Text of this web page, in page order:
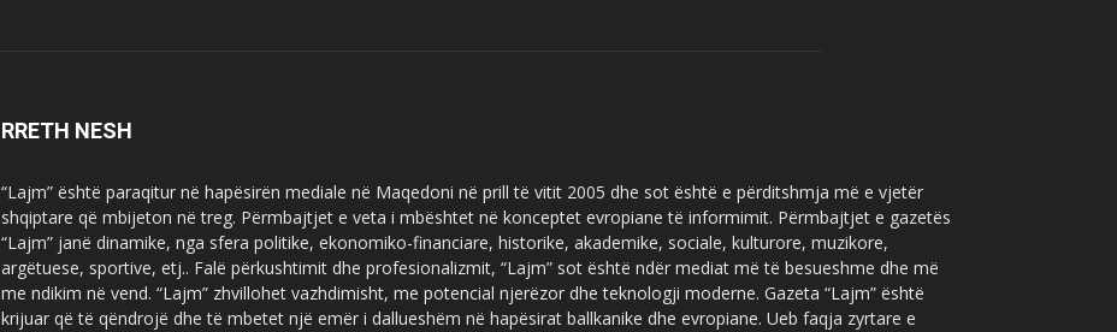
RRETH NESH
“Lajm” është paraqitur në hapësirën mediale në Maqedoni në prill të vitit 2005 dhe sot është e përditshmja më e vjetër
shqiptare që mbijeton në treg. Përmbajtjet e veta i mbështet në konceptet evropiane të informimit. Përmbajtjet e gazetës
“Lajm” janë dinamike, nga sfera politike, ekonomiko-financiare, historike, akademike, sociale, kulturore, muzikore,
argëtuese, sportive, etj.. Falë përkushtimit dhe profesionalizmit, “Lajm” sot është ndër mediat më të besueshme dhe më
me ndikim në vend. “Lajm” zhvillohet vazhdimisht, me potencial njerëzor dhe teknologji moderne. Gazeta “Lajm” është
krijuar që të qëndrojë dhe të mbetet një emër i dallueshëm në hapësirat ballkanike dhe evropiane. Ueb faqja zyrtare e